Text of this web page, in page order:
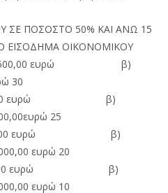
ΣΕ ΠΟΣΟΣΤΟ 50% ΚΑΙ ΑΝΩ 15
ΕΙΣΟΔΗΜΑ ΟΙΚΟΝΟΜΙΚΟΥ
0-3.500,00 ευρώ β)
30
5.000,00 ευρώ β)
25
8.000,00 ευρώ β)
ευρώ 20
ευρώ β)
ευρώ 10